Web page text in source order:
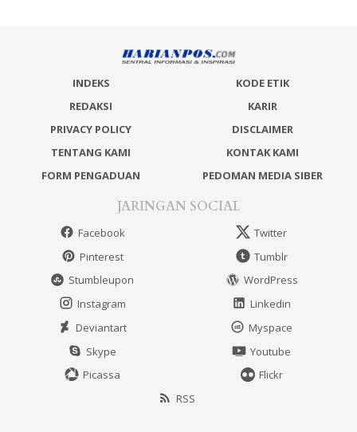
INDEKS
KODE ETIK
REDAKSI
KARIR
PRIVACY POLICY
DISCLAIMER
TENTANG KAMI
KONTAK KAMI
FORM PENGADUAN
PEDOMAN MEDIA SIBER
JARINGAN SOCIAL
Facebook
Twitter
Pinterest
Tumblr
Stumbleupon
WordPress
Instagram
Linkedin
Deviantart
Myspace
Skype
Youtube
Picassa
Flickr
RSS